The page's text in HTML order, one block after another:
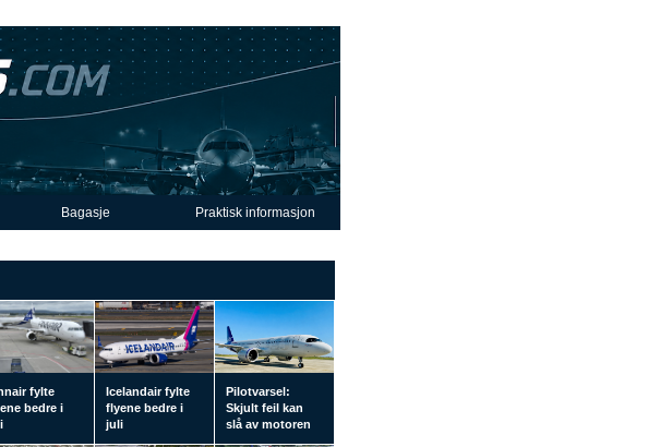
Bagasje Praktisk informasjon
fylte
bedre i
Icelandair fylte
flyene bedre i
juli
Pilotvarsel:
Skjult feil kan
slå av motoren